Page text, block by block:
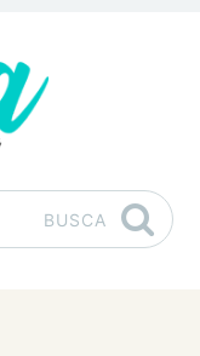
BUSCA